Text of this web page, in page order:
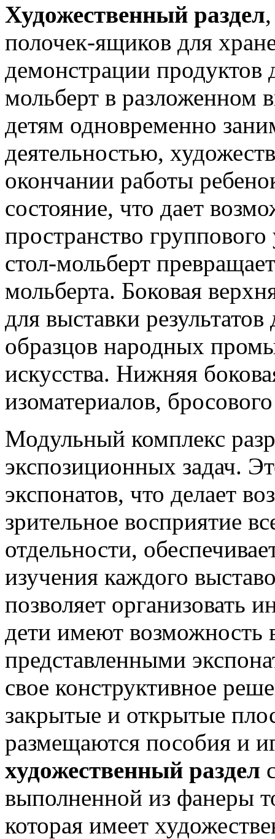
Художественный раздел
полочек-ящиков для
демонстрации продуктов
мольберт в разложенном
детям одновременно
деятельностью,
окончании работы
состояние, что дает
пространство
стол-мольберт
мольберта. Боковая
для выставки
образцов народных
искусства. Нижняя
изоматериалов,
Модульный комплекс
экспозиционных задач.
экспонатов, что делает
зрительное восприятие
отдельности,
изучения каждого
позволяет организовать
дети имеют возможность
представленными
свое конструктивное
закрытые и открытые
размещаются пособия и
художественный раздел
выполненной из фанеры
которая имеет